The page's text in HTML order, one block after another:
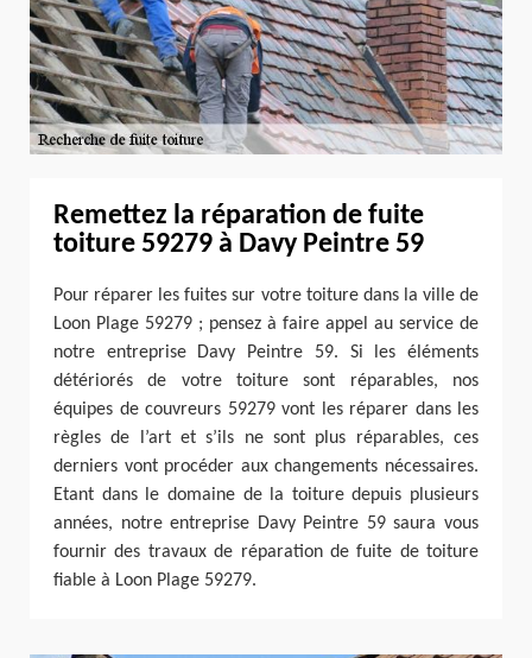
Remettez la réparation de fuite
toiture 59279 à Davy Peintre 59
Pour réparer les fuites sur votre toiture dans la ville de
Loon Plage 59279 ; pensez à faire appel au service de
notre entreprise Davy Peintre 59. Si les éléments
détériorés de votre toiture sont réparables, nos
équipes de couvreurs 59279 vont les réparer dans les
règles de l’art et s’ils ne sont plus réparables, ces
derniers vont procéder aux changements nécessaires.
Etant dans le domaine de la toiture depuis plusieurs
années, notre entreprise Davy Peintre 59 saura vous
fournir des travaux de réparation de fuite de toiture
fiable à Loon Plage 59279.